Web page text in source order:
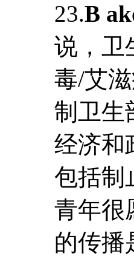
23.B
说，卫
毒/艾
制卫生
经济和
包括制
青年很
的传播